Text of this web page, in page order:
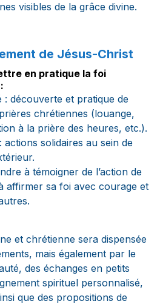
visibles de la grâce divine.
de Jésus-Christ
en pratique la foi
découverte et pratique de
chrétiennes (louange,
à la prière des heures, etc.).
solidaires au sein de
à témoigner de l’action de
affirmer sa foi avec courage et
et chrétienne sera dispensée
mais également par le
des échanges en petits
spirituel personnalisé,
que des propositions de